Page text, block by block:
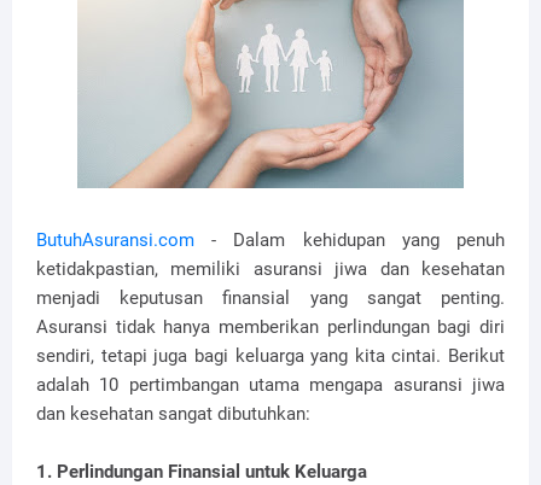
ButuhAsuransi.com - Dalam kehidupan yang penuh
ketidakpastian, memiliki asuransi jiwa dan kesehatan
menjadi keputusan finansial yang sangat penting.
Asuransi tidak hanya memberikan perlindungan bagi diri
sendiri, tetapi juga bagi keluarga yang kita cintai. Berikut
adalah 10 pertimbangan utama mengapa asuransi jiwa
dan kesehatan sangat dibutuhkan:
1. Perlindungan Finansial untuk Keluarga